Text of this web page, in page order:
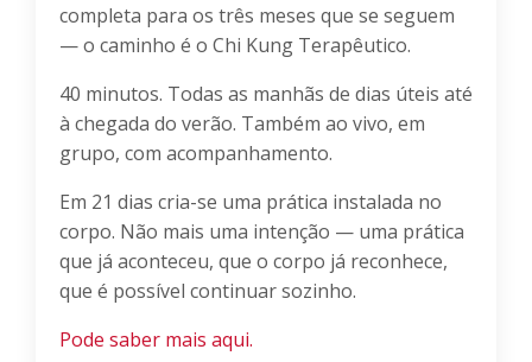
completa para os três meses que se seguem
— o caminho é o Chi Kung Terapêutico.
40 minutos. Todas as manhãs de dias úteis até
à chegada do verão. Também ao vivo, em
grupo, com acompanhamento.
Em 21 dias cria-se uma prática instalada no
corpo. Não mais uma intenção — uma prática
que já aconteceu, que o corpo já reconhece,
que é possível continuar sozinho.
Pode saber mais aqui.